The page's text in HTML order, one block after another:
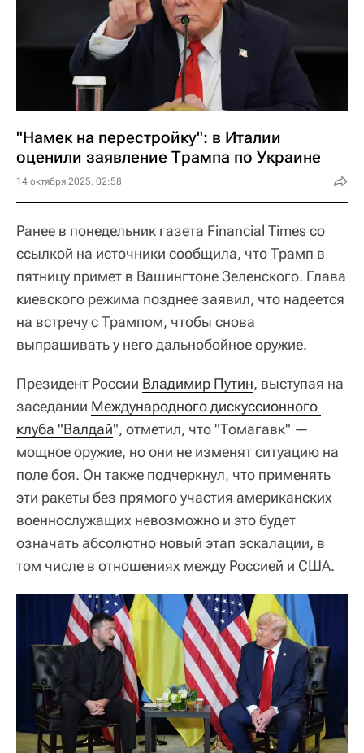
"Намек на перестройку": в Италии
оценили заявление Трампа по Украине
14 октября 2025, 02:58
Ранее в понедельник газета Financial Times со
ссылкой на источники сообщила, что Трамп в
пятницу примет в Вашингтоне Зеленского. Глава
киевского режима позднее заявил, что надеется
на встречу с Трампом, чтобы снова
выпрашивать у него дальнобойное оружие.
Президент России Владимир Путин, выступая на
заседании Международного дискуссионного
клуба "Валдай", отметил, что "Томагавк" —
мощное оружие, но они не изменят ситуацию на
поле боя. Он также подчеркнул, что применять
эти ракеты без прямого участия американских
военнослужащих невозможно и это будет
означать абсолютно новый этап эскалации, в
том числе в отношениях между Россией и США.